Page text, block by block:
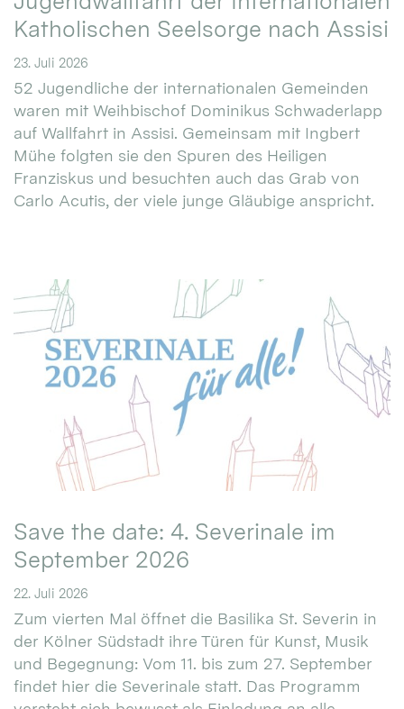
Katholischen Seelsorge nach Assisi
23. Juli 2026
52 Jugendliche der internationalen Gemeinden
waren mit Weihbischof Dominikus Schwaderlapp
auf Wallfahrt in Assisi. Gemeinsam mit Ingbert
Mühe folgten sie den Spuren des Heiligen
Franziskus und besuchten auch das Grab von
Carlo Acutis, der viele junge Gläubige anspricht.
Save the date: 4. Severinale im
September 2026
22. Juli 2026
Zum vierten Mal öffnet die Basilika St. Severin in
der Kölner Südstadt ihre Türen für Kunst, Musik
und Begegnung: Vom 11. bis zum 27. September
findet hier die Severinale statt. Das Programm